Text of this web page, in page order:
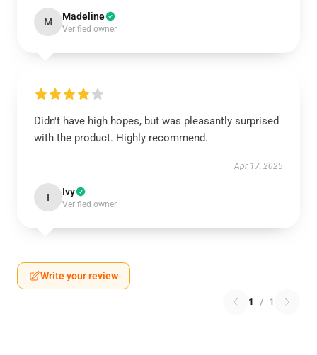
M Madeline
Verified owner
Didn't have high hopes, but was pleasantly surprised
with the product. Highly recommend.
Apr 17, 2025
I Ivy
Verified owner
Write your review
1 / 1